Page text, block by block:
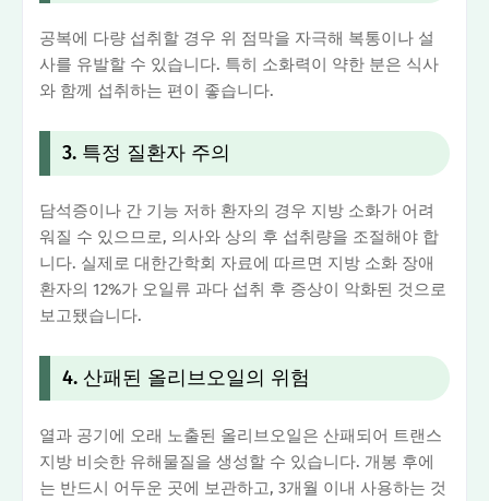
공복에 다량 섭취할 경우 위 점막을 자극해 복통이나 설
사를 유발할 수 있습니다. 특히 소화력이 약한 분은 식사
와 함께 섭취하는 편이 좋습니다.
3. 특정 질환자 주의
담석증이나 간 기능 저하 환자의 경우 지방 소화가 어려
워질 수 있으므로, 의사와 상의 후 섭취량을 조절해야 합
니다. 실제로 대한간학회 자료에 따르면 지방 소화 장애
환자의 12%가 오일류 과다 섭취 후 증상이 악화된 것으로
보고됐습니다.
4. 산패된 올리브오일의 위험
열과 공기에 오래 노출된 올리브오일은 산패되어 트랜스
지방 비슷한 유해물질을 생성할 수 있습니다. 개봉 후에
는 반드시 어두운 곳에 보관하고, 3개월 이내 사용하는 것